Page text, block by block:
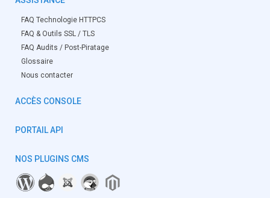
FAQ Technologie HTTPCS
FAQ & Outils SSL / TLS
FAQ Audits / Post-Piratage
Glossaire
Nous contacter
ACCÈS CONSOLE
PORTAIL API
NOS PLUGINS CMS